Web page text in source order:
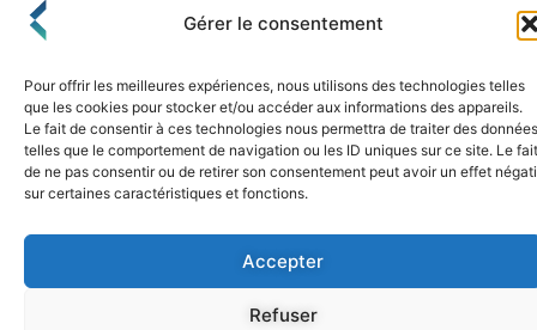
Gérer le consentement
Pour offrir les meilleures expériences, nous utilisons des technologies telles
que les cookies pour stocker et/ou accéder aux informations des appareils.
Le fait de consentir à ces technologies nous permettra de traiter des données
telles que le comportement de navigation ou les ID uniques sur ce site. Le fait
de ne pas consentir ou de retirer son consentement peut avoir un effet
sur certaines caractéristiques et fonctions.
Accepter
Refuser
Politique de Confidentialité et de CookiesExpédition et Livraison
© 2026 FLO & CO. All Rights Reserved